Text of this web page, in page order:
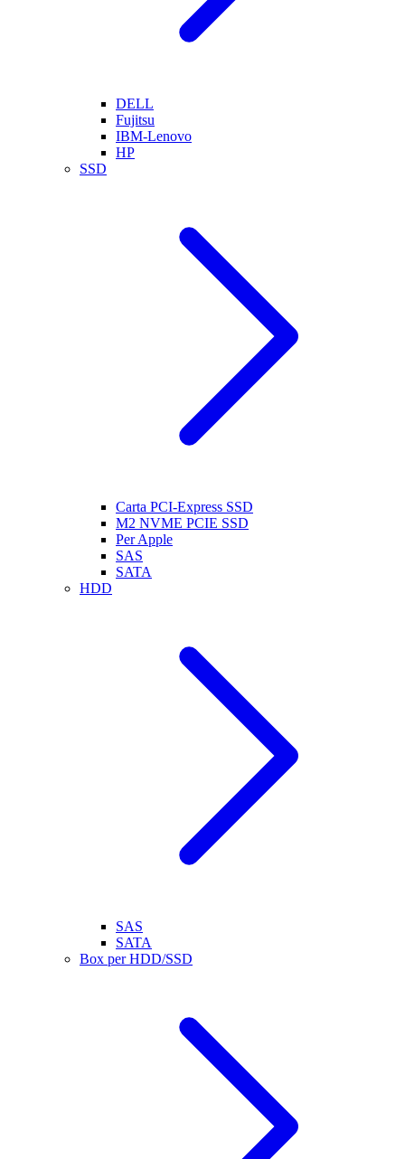
DELL
Fujitsu
IBM-Lenovo
HP
SSD
Carta PCI-Express SSD
M2 NVME PCIE SSD
Per Apple
SAS
SATA
HDD
SAS
SATA
Box per HDD/SSD